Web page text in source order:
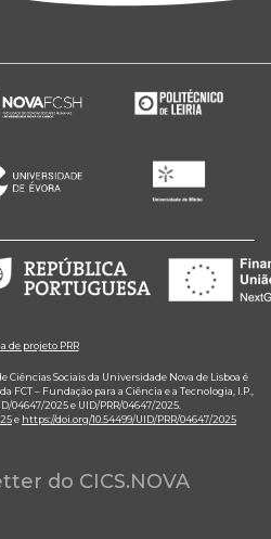
de projeto PRR
Ciências Sociais da Universidade Nova de Lisboa é
– Fundação para a Ciência e a Tecnologia, I.P.,
04647/2025 e UID/PRR/04647/2025.
e https://doi.org/10.54499/UID/PRR/04647/2025
do CICS.NOVA